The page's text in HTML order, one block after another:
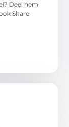
Deel hem
Share